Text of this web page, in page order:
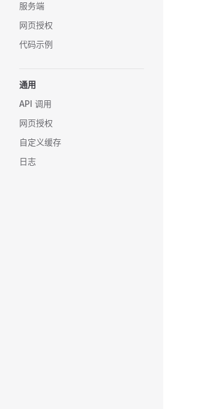
服务端
网页授权
代码示例
通用
API 调用
网页授权
自定义缓存
日志